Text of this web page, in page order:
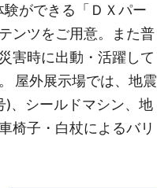
ができる「ＤＸパー
ンツをご用意。また普
害時に出動・活躍して
屋外展示場では、地震
)、シールドマシン、地
椅子・白杖によるバリ